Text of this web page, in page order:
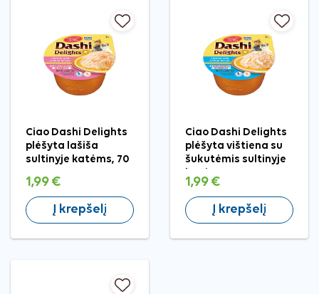
Ciao Dashi Delights
plėšyta lašiša
sultinyje katėms, 70
1,99 €
Į krepšelį
Ciao Dashi Delights
plėšyta vištiena su
šukutėmis sultinyje
1,99 €
Į krepšelį